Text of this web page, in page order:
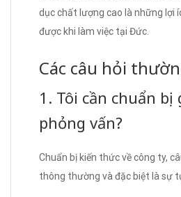
dục chất lượng cao là những lợi
được khi làm việc tại Đức.
Các câu hỏi
1. Tôi cần chuẩn bị
phỏng vấn?
Chuẩn bị kiến thức về công ty,
thông thường và đặc biệt là sự